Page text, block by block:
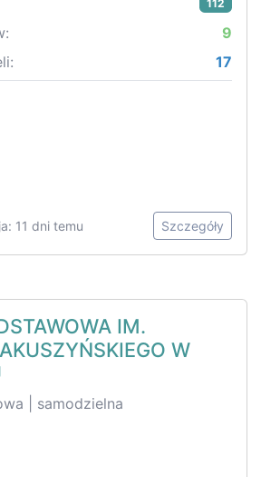
112
9
17
11 dni temu Szczegóły
IM.
W
| samodzielna